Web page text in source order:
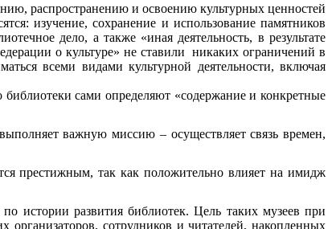
распространению и освоению культурных ценностей
изучение, сохранение и использование памятников
дело, а также «иная деятельность, в результате
о культуре» не ставили никаких ограничений в
всеми видами культурной деятельности, включая
сами определяют «содержание и конкретные
важную миссию – осуществляет связь времен,
престижным, так как положительно влияет на имидж
истории развития библиотек. Цель таких музеев при
организаторов, сотрудников и читателей, накопленных